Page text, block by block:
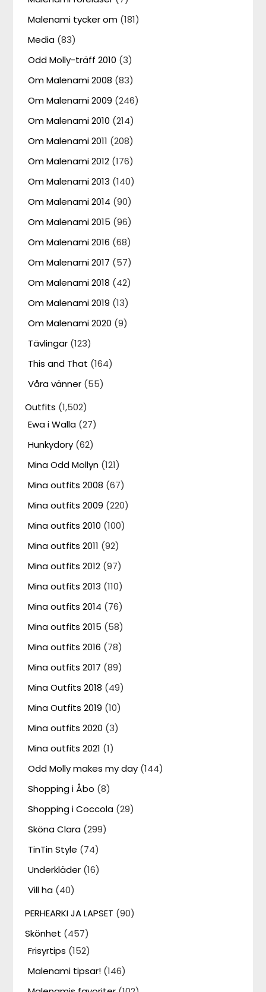
Malenami tycker om (181)
Media (83)
Odd Molly-träff 2010 (3)
Om Malenami 2008 (83)
Om Malenami 2009 (246)
Om Malenami 2010 (214)
Om Malenami 2011 (208)
Om Malenami 2012 (176)
Om Malenami 2013 (140)
Om Malenami 2014 (90)
Om Malenami 2015 (96)
Om Malenami 2016 (68)
Om Malenami 2017 (57)
Om Malenami 2018 (42)
Om Malenami 2019 (13)
Om Malenami 2020 (9)
Tävlingar (123)
This and That (164)
Våra vänner (55)
Outfits (1,502)
Ewa i Walla (27)
Hunkydory (62)
Mina Odd Mollyn (121)
Mina outfits 2008 (67)
Mina outfits 2009 (220)
Mina outfits 2010 (100)
Mina outfits 2011 (92)
Mina outfits 2012 (97)
Mina outfits 2013 (110)
Mina outfits 2014 (76)
Mina outfits 2015 (58)
Mina outfits 2016 (78)
Mina outfits 2017 (89)
Mina Outfits 2018 (49)
Mina Outfits 2019 (10)
Mina outfits 2020 (3)
Mina outfits 2021 (1)
Odd Molly makes my day (144)
Shopping i Åbo (8)
Shopping i Coccola (29)
Sköna Clara (299)
TinTin Style (74)
Underkläder (16)
Vill ha (40)
PERHEARKI JA LAPSET (90)
Skönhet (457)
Frisyrtips (152)
Malenami tipsar! (146)